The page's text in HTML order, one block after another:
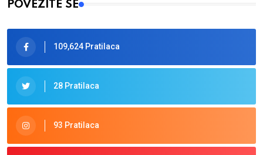
POVEŽITE SE
109,624 Pratilaca
28 Pratilaca
93 Pratilaca